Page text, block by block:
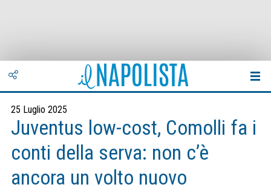
25 Luglio 2025
Juventus low-cost, Comolli fa i
conti della serva: non c’è
ancora un volto nuovo